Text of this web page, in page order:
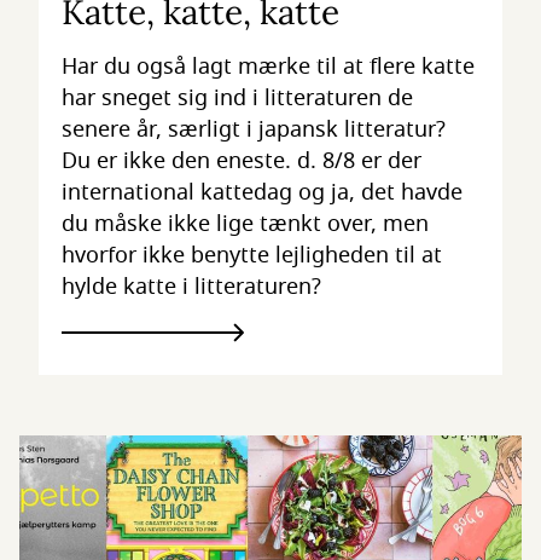
Katte, katte, katte
Har du også lagt mærke til at flere katte
har sneget sig ind i litteraturen de
senere år, særligt i japansk litteratur?
Du er ikke den eneste. d. 8/8 er der
international kattedag og ja, det havde
du måske ikke lige tænkt over, men
hvorfor ikke benytte lejligheden til at
hylde katte i litteraturen?